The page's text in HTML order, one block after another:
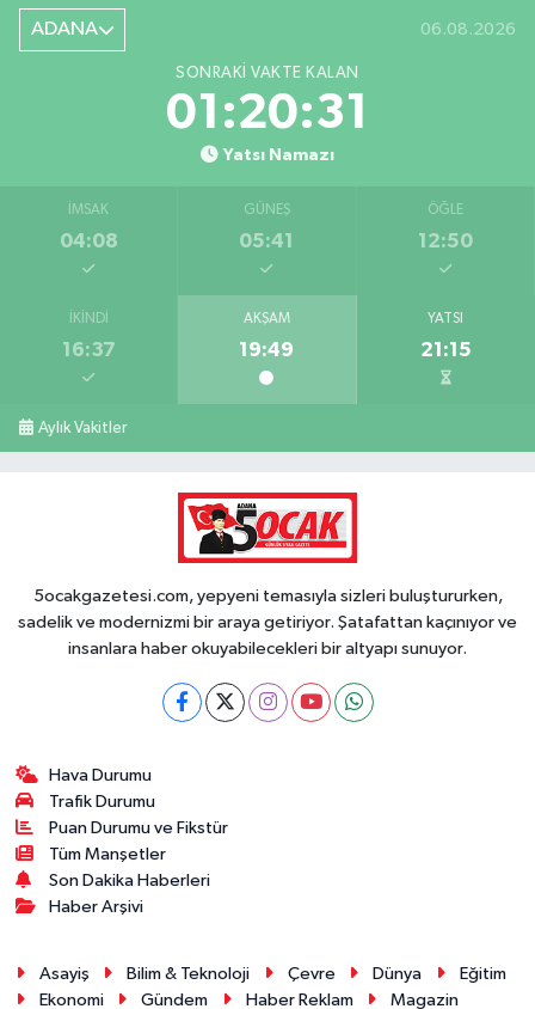
ADANA 06.08.2026
SONRAKI VAKTE KALAN
01:20:30
Yatsı Namazı
İMSAK
04:08
GÜNEŞ
05:41
ÖĞLE
12:50
İKINDI
16:37
AKŞAM
19:49
YATSI
21:15
Aylık Vakitler
5ocakgazetesi.com, yepyeni temasıyla sizleri buluştururken,
sadelik ve modernizmi bir araya getiriyor. Şatafattan kaçınıyor ve
insanlara haber okuyabilecekleri bir altyapı sunuyor.
Hava Durumu
Trafik Durumu
Puan Durumu ve Fikstür
Tüm Manşetler
Son Dakika Haberleri
Haber Arşivi
Asayiş Bilim & Teknoloji Çevre Dünya
Eğitim
Ekonomi
Gündem Haber Reklam
Magazin